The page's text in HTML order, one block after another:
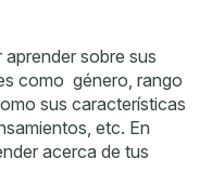
sobre sus
como género, rango
sus características
etc. En
acerca de tus